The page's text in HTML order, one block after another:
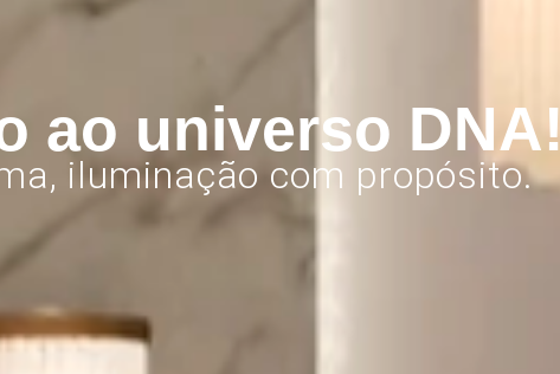
ao universo DNA!
iluminação com propósito.